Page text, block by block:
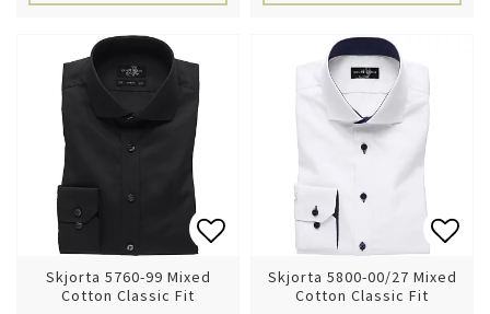
Lägg till i favoritlistan
Skjorta 5760-99 Mixed
Cotton Classic Fit
Skjorta 5800-00/27 Mixed
Cotton Classic Fit